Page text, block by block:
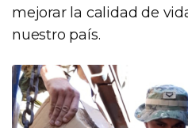
mejorar la calidad de
nuestro país.